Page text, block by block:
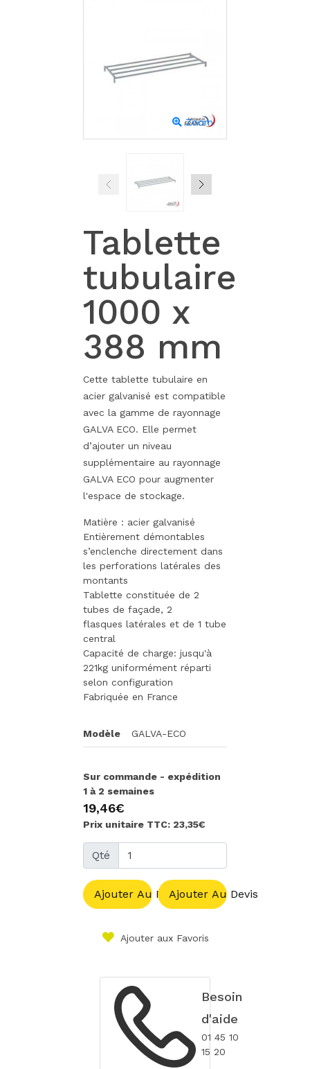
Zoom
Tablette
tubulaire
1000 x
388 mm
Cette tablette tubulaire en
acier galvanisé est compatible
avec la gamme de rayonnage
GALVA ECO. Elle permet
d’ajouter un niveau
supplémentaire au rayonnage
GALVA ECO pour augmenter
l'espace de stockage.
Matière : acier galvanisé
Entièrement démontables
s’enclenche directement dans
les perforations latérales des
montants
Tablette constituée de 2
tubes de façade, 2
flasques latérales et de 1 tube
central
Capacité de charge: jusqu'à
221kg uniformément réparti
selon configuration
Fabriquée en France
Modèle GALVA-ECO
Sur commande - expédition
1 à 2 semaines
19,46€
Prix unitaire TTC: 23,35€
Qté
Ajouter Au PanierAjouter Au Devis
Ajouter aux Favoris
Besoin
d'aide
01 45 10
15 20